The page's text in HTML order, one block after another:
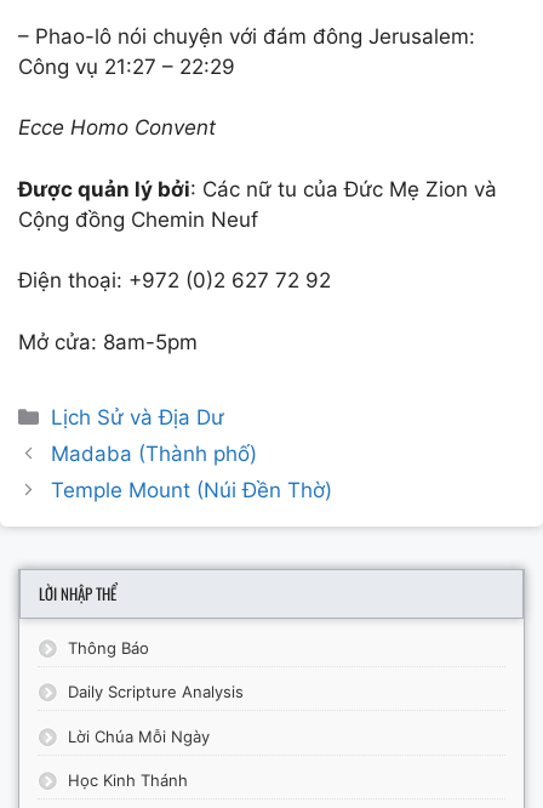
– Phao-lô nói chuyện với đám đông Jerusalem:
Công vụ 21:27 – 22:29
Ecce Homo Convent
Được quản lý bởi: Các nữ tu của Đức Mẹ Zion và
Cộng đồng Chemin Neuf
Điện thoại: +972 (0)2 627 72 92
Mở cửa: 8am-5pm
Categories
Lịch Sử và Địa Dư
Post
navigation
Madaba (Thành phố)
Temple Mount (Núi Đền Thờ)
LỜI NHẬP THỂ
Thông Báo
Daily Scripture Analysis
Lời Chúa Mỗi Ngày
Học Kinh Thánh